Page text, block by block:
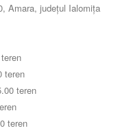
Amara, județul Ialomița
teren
teren
teren